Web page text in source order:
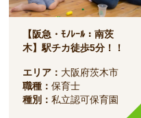
【阪急・ﾓﾉﾚｰﾙ：南茨
木】駅チカ徒歩5分！！
エリア： 大阪府茨木市
職種：保育士
種別：私立認可保育園